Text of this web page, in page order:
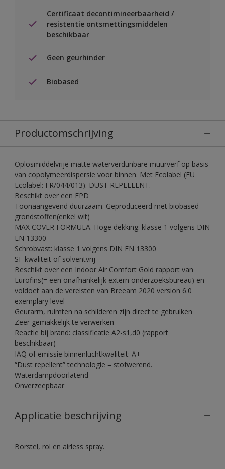
Certificaat decontimineerbaarheid /
resistentie ontsmettingsmiddelen
beschikbaar
Geen geurhinder
Biobased
Productomschrijving
Oplosmiddelvrije matte waterverdunbare muurverf op basis
van copolymeerdispersie voor binnen. Met Ecolabel (EU
Ecolabel: FR/044/013). DUST REPELLENT.
Beschikt over een EPD
Toonaangevend duurzaam. Geproduceerd met biobased
grondstoffen(enkel wit)
MAX COVER FORMULA. Hoge dekking: klasse 1 volgens DIN
EN 13300
Schrobvast: klasse 1 volgens DIN EN 13300
SF kwaliteit of solventvrij
Beschikt over een Indoor Air Comfort Gold rapport van
Eurofins(= een onafhankelijk extern onderzoeksbureau) en
voldoet aan de vereisten van Breeam 2020 version 6.0
exemplary level
Geurarm, ruimten na schilderen zijn direct te gebruiken
Zeer gemakkelijk te verwerken
Reactie bij brand: classificatie A2-s1,d0 (rapport
beschikbaar)
IAQ of emissie binnenluchtkwaliteit: A+
“Dust repellent” technologie = stofwerend.
Waterdampdoorlatend
Onverzeepbaar
Applicatie beschrijving
Borstel, rol en airless spray.